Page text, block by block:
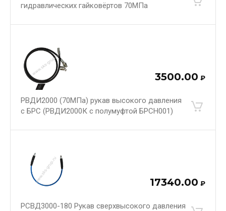
гидравлических гайковёртов 70МПа
3500.00 ₽
РВДИ2000 (70МПа) рукав высокого давления
с БРС (РВДИ2000К с полумуфтой БРСН001)
17340.00 ₽
РСВД3000-180 Рукав сверхвысокого давления